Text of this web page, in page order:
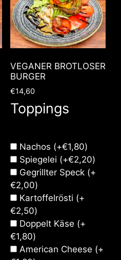
VEGANER BROTLOSER
BURGER
€14,60
Toppings
Nachos (+€1,80)
Spiegelei (+€2,20)
Gegrillter Speck (+
€2,00)
Kartoffelrösti (+
€2,50)
Doppelt Käse (+
€1,80)
American Cheese (+